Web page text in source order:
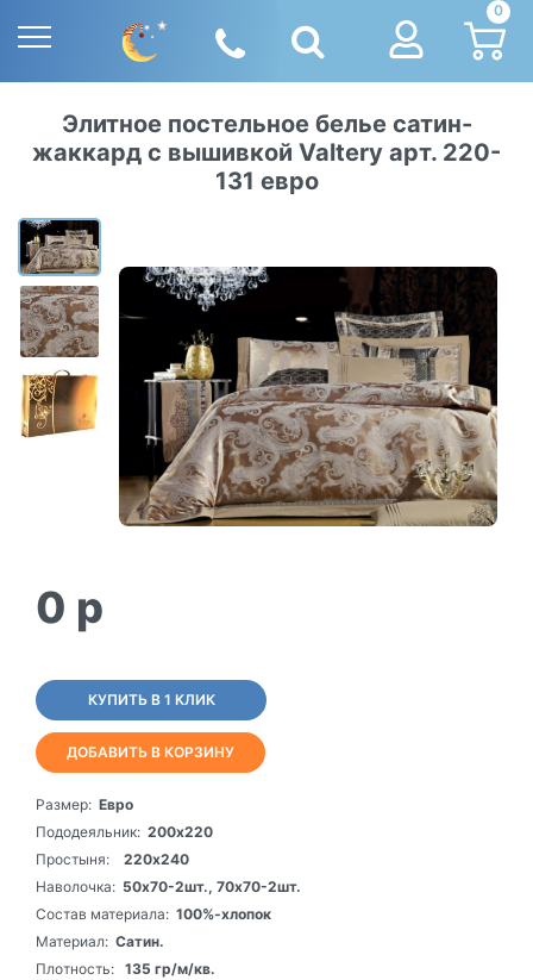
0
Элитное постельное белье сатин-
жаккард с вышивкой Valtery арт. 220-
131 евро
0 p
КУПИТЬ В 1 КЛИК
ДОБАВИТЬ В КОРЗИНУ
Размер: Евро
Пододеяльник: 200х220
Простыня:
220х240
Наволочка: 50х70-2шт., 70х70-2шт.
Состав материала: 100%-хлопок
Материал: Сатин.
Плотность: 135 гр/м/кв.